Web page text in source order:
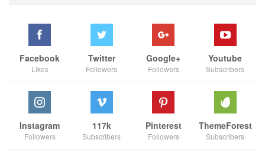
ปัณพัทเริ่มทำผลงาน NFT Art ในปี 2565
และสามารถขายผล
งานชิ้นเดี่ยวไปได้ในราคา 5 ETH หรือประมาณ 320,000 บาท
ปีนี้เป็นครั้งแรกที่เธอได้สร้าง
RainbowSue Fine Artในรูปแบบ
คอลเลคชั่นรวม 5,555 ชิ้น ที่ได้รับการ authenticate ผ่านระบบ
blockchain โดยแต่ละชิ้นงาน digital จะสามารถเคลมชิ้นงาน
figure ที่ฝังชิพ NFC เพื่อรับรองความแท้ของงานและป้องกัน
การปลอมแปลงและทำเลียนแบบ RainbowSue แต่ละชิ้นจะมี
ความเฉพาะตัวไม่ซ้ำกัน แต่คงคอนเซ็ปต์ของความร่างเริง
Facebook
Likes
Twitter
Followers
Google+
Followers
Youtube
Subscribers
Instagram
Followers
117k
Subscribers
Pinterest
Followers
ThemeForest
Subscribers